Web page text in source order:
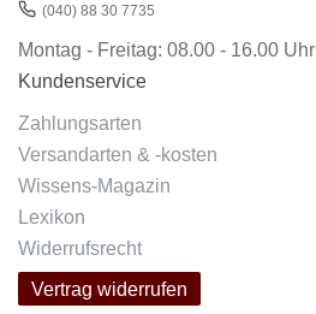
(040) 88 30 7735
Montag - Freitag: 08.00 - 16.00 Uhr
Kundenservice
Zahlungsarten
Versandarten & -kosten
Wissens-Magazin
Lexikon
Widerrufsrecht
Vertrag widerrufen